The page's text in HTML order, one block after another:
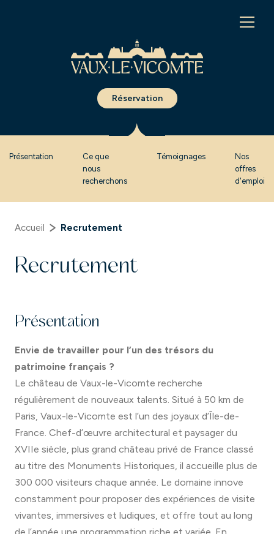
Réservation
Présentation
Ce que
nous
recherchons
Témoignages
Nos
offres
d'emploi
Accueil Recrutement
Recrutement
Présentation
Envie de travailler pour l’un des trésors du
patrimoine français ?
Le château de Vaux-le-Vicomte recherche
régulièrement de nouveaux talents. Situé à 50 km de
Paris, Vaux-le-Vicomte est l’un des joyaux d’Île-de-
France. Chef-d’œuvre architectural et paysager du
XVIIe siècle, plus grand château privé de France classé
au titre des Monuments Historiques, il accueille plus de
300 000 visiteurs chaque année. Le domaine innove
constamment pour proposer des expériences de visite
vivantes, immersives et ludiques, et offre tout au long
de l’année une programmation riche et variée. En